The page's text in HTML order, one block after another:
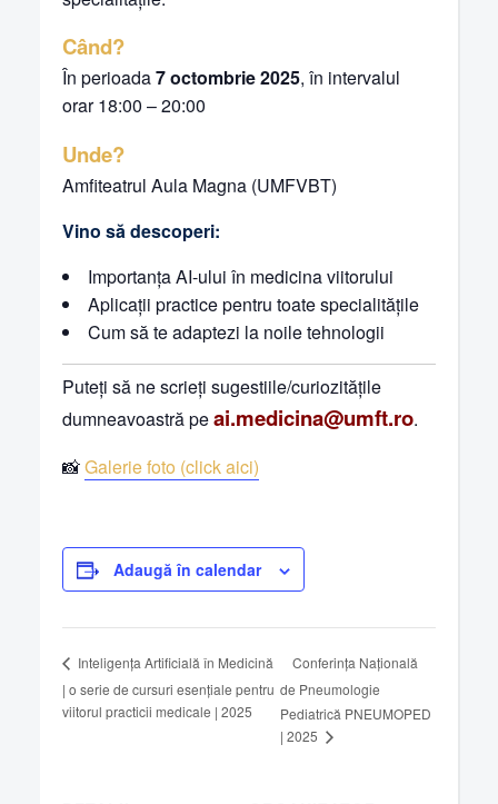
Când?
În perioada7 octombrie 2025, în intervalul
orar 18:00 – 20:00
Unde?
Amfiteatrul Aula Magna (UMFVBT)
Vino să descoperi:
Importanța AI-ului în medicina viitorului
Aplicații practice pentru toate specialitățile
Cum să te adaptezi la noile tehnologii
Puteți să ne scrieți sugestiile/curiozitățile
dumneavoastră peai.medicina@umft.ro.
📸Galerie foto (click aici)
Adaugă în calendar
Inteligența Artificială în Medicină
| o serie de cursuri esențiale pentru
viitorul practicii medicale | 2025
Conferința Națională
de Pneumologie
Pediatrică PNEUMOPED
| 2025